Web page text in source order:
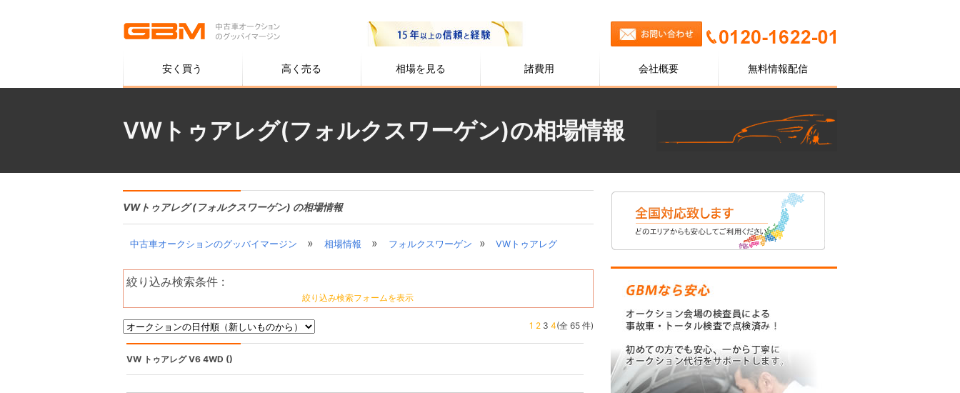
安く買う 高く売る 相場を見る 諸費用 会社概要 無料情報配信
VWトゥアレグ(フォルクスワーゲン)の相場情報
VWトゥアレグ (フォルクスワーゲン) の相場情報
中古車オークションのグッバイマージン » 相場情報 » フォルクスワーゲン » VWトゥアレグ
絞り込み検索条件 :
絞り込み検索フォームを表示
1 23 4(全 65 件)
VW トゥアレグV6 4WD ()